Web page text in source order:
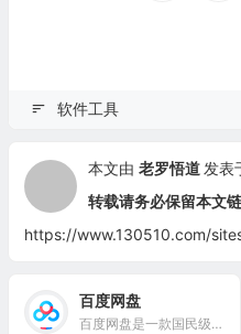
软件工具
本文由 老罗悟道 发表
转载请务必保留本文链
https://www.130510.com/
百度网盘
百度网盘是一款国民级产品，已连续9年为超过7亿用户提供稳定、安全的个人云存储服务，已实现电脑、手机、电视等多种终端场景的覆盖和互联，并支持多类型文件的备份、分享、查看和处